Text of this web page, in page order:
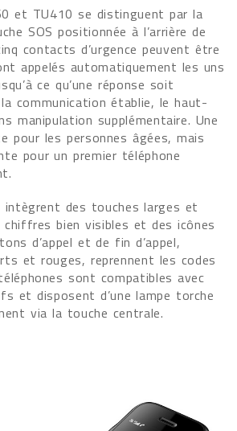
et TU410 se distinguent par la
SOS positionnée à l’arrière de
contacts d’urgence peuvent être
appelés automatiquement les uns
ce qu’une réponse soit
communication établie, le haut-
manipulation supplémentaire. Une
pour les personnes âgées, mais
pour un premier téléphone
intègrent des touches larges et
chiffres bien visibles et des icônes
d’appel et de fin d’appel,
et rouges, reprennent les codes
sont compatibles avec
et disposent d’une lampe torche
via la touche centrale.